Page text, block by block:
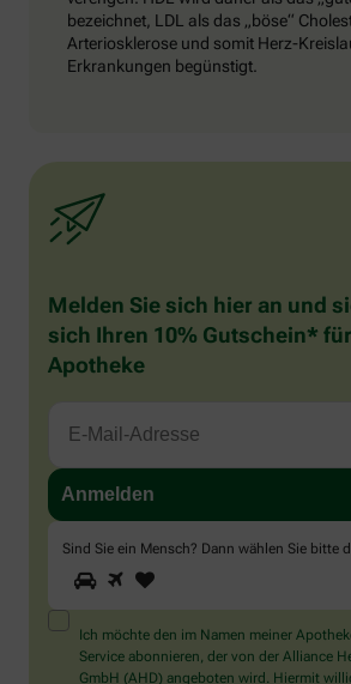
bezeichnet, LDL als das „böse“
Arteriosklerose und somit Herz-
Erkrankungen begünstigt.
Melden Sie sich hier an und
sich Ihren 10% Gutschein*
Apotheke
Sind Sie ein Mensch? Dann wählen Sie bitte
Sind
Sie
ein
Mensch?
Dann
wählen
1 2
Ich möchte den im Namen meiner
Service abonnieren, der von der Alliance
GmbH (AHD) angeboten wird. Hiermit